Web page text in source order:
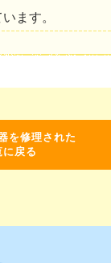
ます。
を修理された
戻る